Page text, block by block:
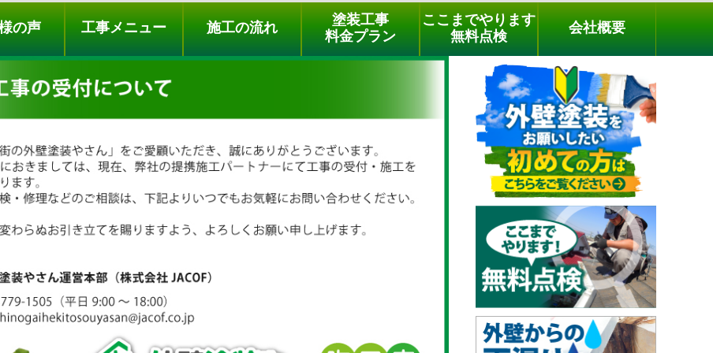
料金プラン 無料点検
電話でのご相談
[9時～18時まで受付中]
phone
の声 工事メニュー 施工の流れ
塗装工事
料金プラン
ここまでやります
無料点検
会社概要